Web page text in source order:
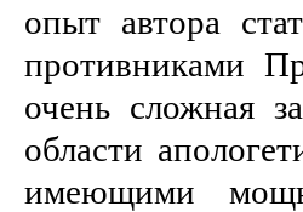
опыт автора
противниками
очень сложная
области
имеющими